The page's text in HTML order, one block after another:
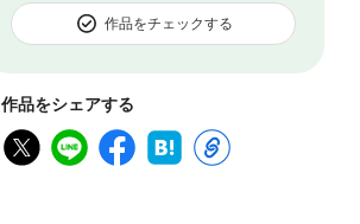
作品をチェックする
作品をシェアする